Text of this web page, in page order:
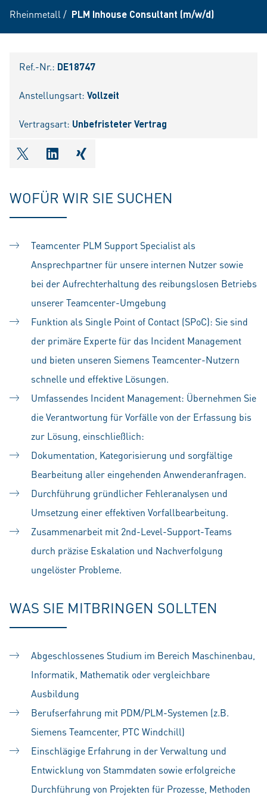
Rheinmetall / PLM Inhouse Consultant (m/w/d)
Ref.-Nr.: DE18747
Anstellungsart: Vollzeit
Vertragsart: Unbefristeter Vertrag
shareOntwitter
shareOnlinkedIn
shareOnxing
WOFÜR WIR SIE SUCHEN
Teamcenter PLM Support Specialist als
Ansprechpartner für unsere internen Nutzer sowie
bei der Aufrechterhaltung des reibungslosen Betriebs
unserer Teamcenter-Umgebung
Funktion als Single Point of Contact (SPoC): Sie sind
der primäre Experte für das Incident Management
und bieten unseren Siemens Teamcenter-Nutzern
schnelle und effektive Lösungen.
Umfassendes Incident Management: Übernehmen Sie
die Verantwortung für Vorfälle von der Erfassung bis
zur Lösung, einschließlich:
Dokumentation, Kategorisierung und sorgfältige
Bearbeitung aller eingehenden Anwenderanfragen.
Durchführung gründlicher Fehleranalysen und
Umsetzung einer effektiven Vorfallbearbeitung.
Zusammenarbeit mit 2nd-Level-Support-Teams
durch präzise Eskalation und Nachverfolgung
ungelöster Probleme.
WAS SIE MITBRINGEN SOLLTEN
Abgeschlossenes Studium im Bereich Maschinenbau,
Informatik, Mathematik oder vergleichbare
Ausbildung
Berufserfahrung mit PDM/PLM-Systemen (z.B.
Siemens Teamcenter, PTC Windchill)
Einschlägige Erfahrung in der Verwaltung und
Entwicklung von Stammdaten sowie erfolgreiche
Durchführung von Projekten für Prozesse, Methoden